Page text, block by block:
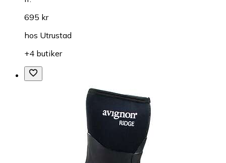
695 kr
hos Utrustad
+4 butiker